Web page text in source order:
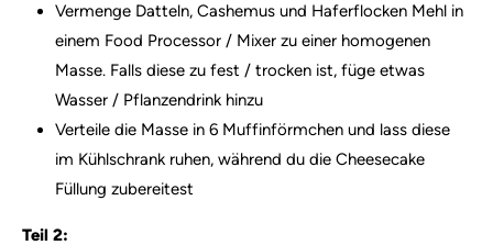
Vermenge Datteln, Cashemus und Haferflocken Mehl in
einem Food Processor / Mixer zu einer homogenen
Masse. Falls diese zu fest / trocken ist, füge etwas
Wasser / Pflanzendrink hinzu
Verteile die Masse in 6 Muffinförmchen und lass diese
im Kühlschrank ruhen, während du die Cheesecake
Füllung zubereitest
Teil 2: